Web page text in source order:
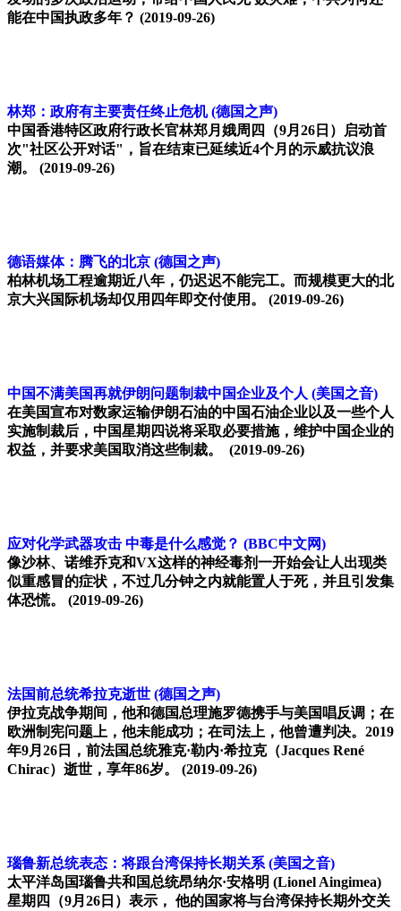
能在中国执政多年？ (2019-09-26)
林郑：政府有主要责任终止危机 (德国之声)
中国香港特区政府行政长官林郑月娥周四（9月26日）启动首
次"社区公开对话"，旨在结束已延续近4个月的示威抗议浪
潮。
(2019-09-26)
德语媒体：腾飞的北京 (德国之声)
柏林机场工程逾期近八年，仍迟迟不能完工。而规模更大的北
京大兴国际机场却仅用四年即交付使用。
(2019-09-26)
中国不满美国再就伊朗问题制裁中国企业及个人 (美国之音)
在美国宣布对数家运输伊朗石油的中国石油企业以及一些个人
实施制裁后，中国星期四说将采取必要措施，维护中国企业的
权益，并要求美国取消这些制裁。
(2019-09-26)
应对化学武器攻击 中毒是什么感觉？ (BBC中文网)
像沙林、诺维乔克和VX这样的神经毒剂一开始会让人出现类
似重感冒的症状，不过几分钟之内就能置人于死，并且引发集
体恐慌。
(2019-09-26)
法国前总统希拉克逝世 (德国之声)
伊拉克战争期间，他和德国总理施罗德携手与美国唱反调；在
欧洲制宪问题上，他未能成功；在司法上，他曾遭判决。2019
年9月26日，前法国总统雅克·勒内·希拉克（Jacques René
Chirac）逝世，享年86岁。
(2019-09-26)
瑙鲁新总统表态：将跟台湾保持长期关系 (美国之音)
太平洋岛国瑙鲁共和国总统昂纳尔·安格明 (Lionel Aingimea)
星期四（9月26日）表示， 他的国家将与台湾保持长期外交关